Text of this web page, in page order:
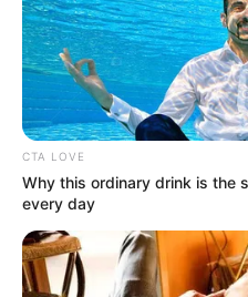
CTA LOVE
Why this ordinary drink is the
every day